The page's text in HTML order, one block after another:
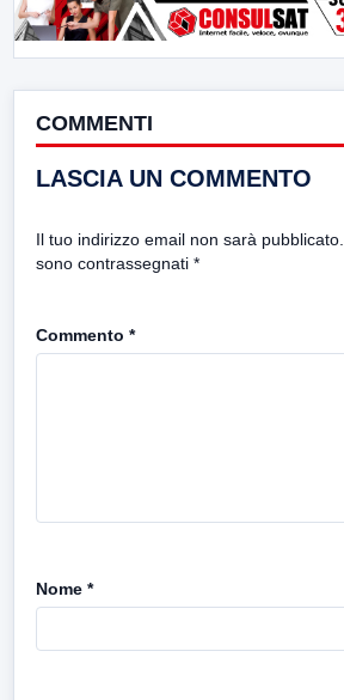
COMMENTI
LASCIA UN COMMENTO
Il tuo indirizzo email non sarà pubblicato.
sono contrassegnati *
Commento *
Nome *